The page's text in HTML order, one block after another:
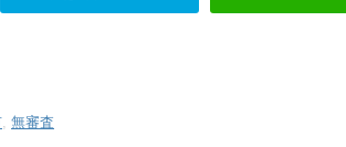
, 無審査